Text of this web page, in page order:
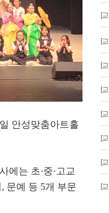
일 안성맞춤아트홀
에는 초·중·고교
, 문예 등 5개 부문
[
[
[
[
[
[
[
[